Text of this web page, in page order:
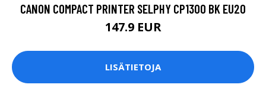
CANON COMPACT PRINTER SELPHY CP1300 BK EU20
147.9 EUR
LISÄTIETOJA